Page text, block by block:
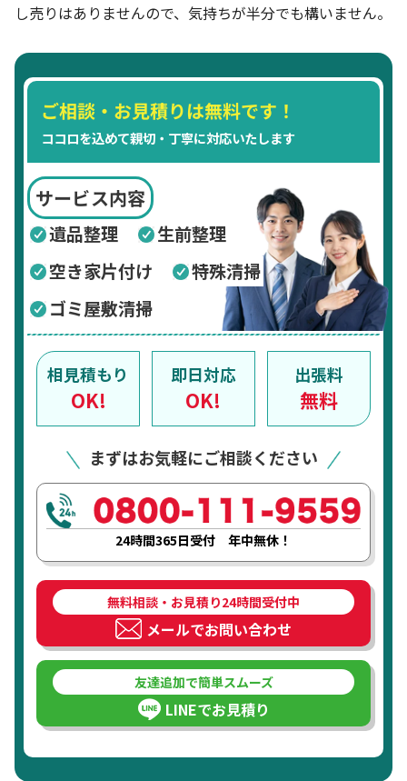
し売りはありませんので、気持ちが半分でも構いません。
ご相談・お見積りは無料です！
ココロを込めて親切・丁寧に対応いたします
サービス内容
遺品整理
生前整理
空き家片付け
特殊清掃
ゴミ屋敷清掃
相見積もり
OK!
即日対応
OK!
出張料
無料
まずはお気軽にご相談ください
24時間365日受付 年中無休！
無料相談・お見積り24時間受付中
メールでお問い合わせ
友達追加で簡単スムーズ
LINEでお見積り